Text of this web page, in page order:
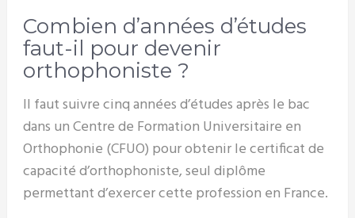
Combien d’années d’études
faut-il pour devenir
orthophoniste ?
Il faut suivre cinq années d’études après le bac
dans un Centre de Formation Universitaire en
Orthophonie (CFUO) pour obtenir le certificat de
capacité d’orthophoniste, seul diplôme
permettant d’exercer cette profession en France.